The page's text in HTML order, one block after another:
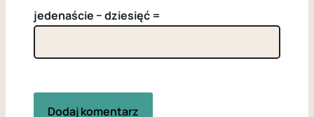
jedenaście − dziesięć =